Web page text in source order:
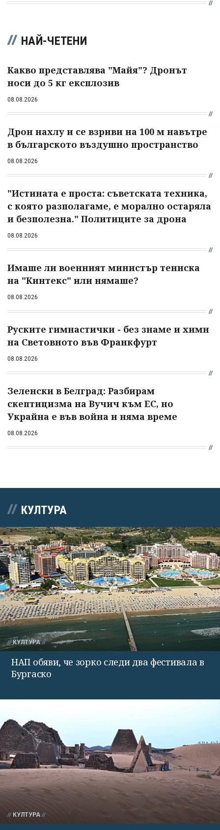
НАЙ-ЧЕТЕНИ
Какво представлява "Майя"? Дронът
носи до 5 кг експлозив
08.08.2026
Дрон нахлу и се взриви на 100 м навътре
в българското въздушно пространство
08.08.2026
"Истината е проста: съветската техника,
с която разполагаме, е морално остаряла
и безполезна." Политиците за дрона
08.08.2026
Имаше ли военният министър тениска
на "Кинтекс" или нямаше?
08.08.2026
Руските гимнастички - без знаме и химн
на Световното във Франкфурт
08.08.2026
Зеленски в Белград: Разбирам
скептицизма на Вучич към ЕС, но
Украйна е във война и няма време
08.08.2026
КУЛТУРА
КУЛТУРА
НАП обяви, че зорко следи два фестивала в
Бургаско
КУЛТУРА